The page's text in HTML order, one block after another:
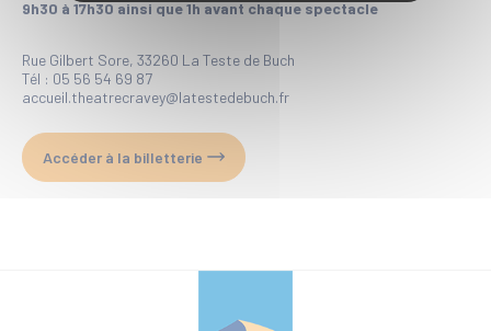
9h30 à 17h30 ainsi que 1h avant chaque spectacle
Rue Gilbert Sore, 33260 La Teste de Buch
Tél : 05 56 54 69 87
accueil.theatrecravey@latestedebuch.fr
Accéder à la billetterie